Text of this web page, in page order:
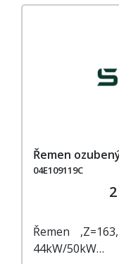
Řemen
04E109119C
Řemen
44kW/50kW…